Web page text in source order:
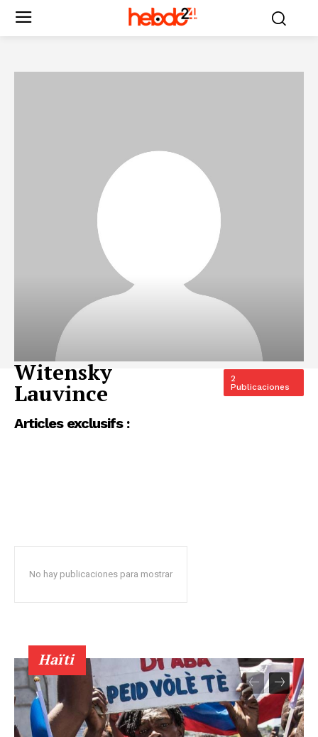
Witensky
Lauvince
2
Publicaciones
Articles exclusifs :
No hay publicaciones para mostrar
Haïti